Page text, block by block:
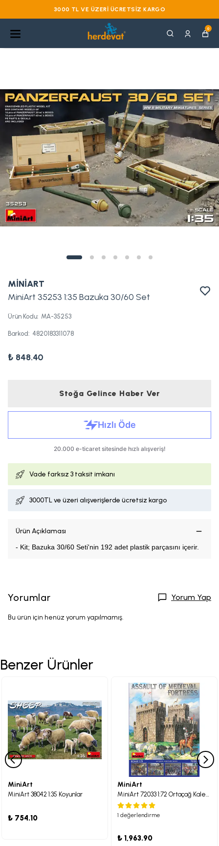
3000 TL VE ÜZERI ÜCRETSIZ KARGO
0
MİNİART
MiniArt 35253 1:35 Bazuka 30/60 Set
Ürün Kodu: MA-35253
Barkod: 4820183311078
₺ 848.40
Stoğa Gelince Haber Ver
Vade farksız 3 taksit imkanı
3000TL ve üzeri alışverişlerde ücretsiz kargo
Ürün Açıklaması
- Kit; Bazuka 30/60 Seti'nin 192 adet plastik parçasını içerir.
Yorumlar Yorum Yap
Bu ürün için henüz yorum yapılmamış.
Benzer Ürünler
MiniArt
MiniArt 38042 1:35 Koyunlar
₺ 754.10
MiniArt
MiniArt 72033 1:72 Ortaçağ Kalesi Saldırısı
1 değerlendirme
₺ 1,963.90